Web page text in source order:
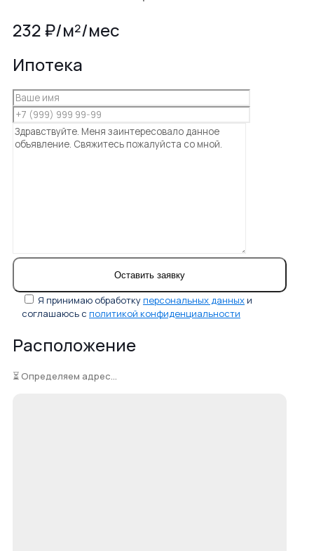
232 ₽/м²/мес
Ипотека
Я принимаю обработкуперсональных данных и
соглашаюсь с политикой конфиденциальности
Расположение
⏳ Определяем адрес...